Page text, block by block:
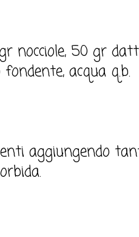
nocciole, 50 gr
acqua q.b.
aggiungendo